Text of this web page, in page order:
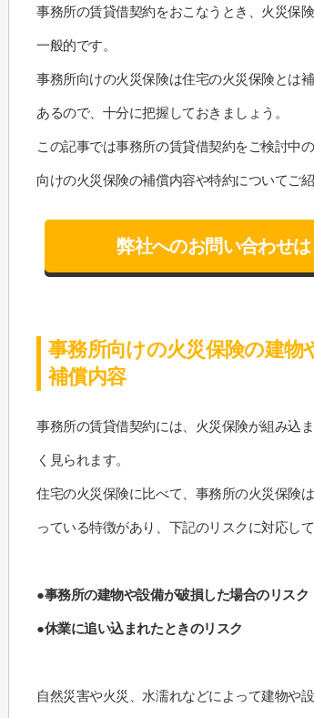
事務所の賃貸借契約をおこなうとき、火災保
一般的です。
事務所向けの火災保険は住宅の火災保険とは
あるので、十分に把握しておきましょう。
この記事では事務所の賃貸借契約をご検討中
向けの火災保険の補償内容や特約についてご紹
弊社へのお問い合わせ
事務所向けの火災保険の建物
補償内容
事務所の賃貸借契約には、火災保険が組み込
く見られます。
住宅の火災保険に比べて、事務所の火災保険
っている特徴があり、下記のリスクに対応して
●事務所の建物や設備が破損した場合のリスク
●休業に追い込まれたときのリスク
自然災害や火災、水濡れなどによって建物や